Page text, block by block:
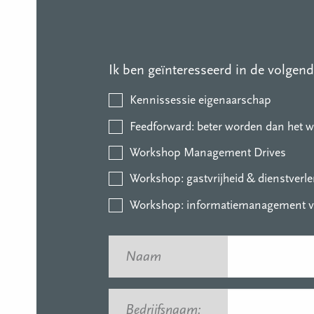
Ik ben geïnteresseerd in de
Kennissessie eigenaarschap
Feedforward: beter worden dan het
Workshop Management Drives
Workshop: gastvrijheid &
Workshop: informatiemanagement
Naam
Bedrijfsnaam: